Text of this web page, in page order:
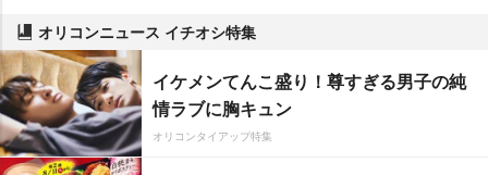
オリコンニュース イチオシ特集
イケメンてんこ盛り！尊すぎる男子の純
情ラブに胸キュン
オリコンタイアップ特集